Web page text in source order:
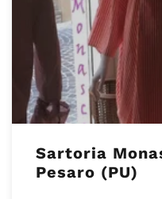
Sartoria
Pesaro (PU)